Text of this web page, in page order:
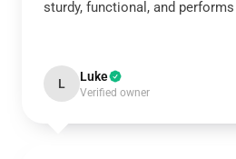
sturdy, functional, and
L Luke
Verified owner